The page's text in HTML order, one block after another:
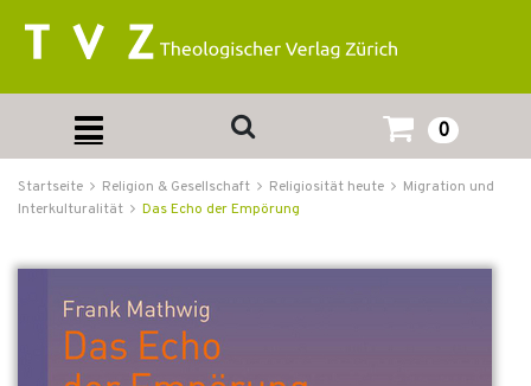
0
Startseite Religion & Gesellschaft Religiosität heute
Migration und
Interkulturalität
Das Echo der Empörung